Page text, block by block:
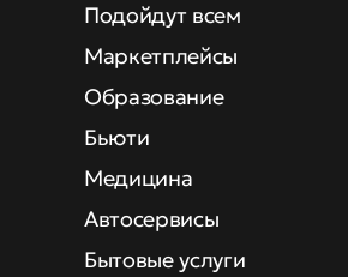
Подойдут всем
Маркетплейсы
Образование
Бьюти
Медицина
Автосервисы
Бытовые услуги